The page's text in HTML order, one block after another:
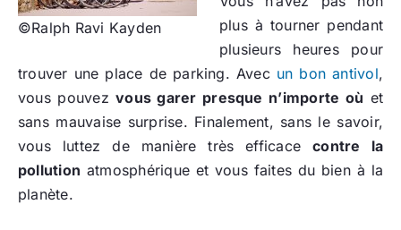
©Ralph Ravi Kayden
plus à tourner pendant
plusieurs heures pour
trouver une place de parking. Avec un bon antivol,
vous pouvezvous garer presque n’importe où et
sans mauvaise surprise. Finalement, sans le savoir,
vous luttez de manière très efficacecontre la
pollution atmosphérique et vous faites du bien à la
planète.